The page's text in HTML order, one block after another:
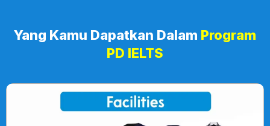
Yang Kamu Dapatkan Dalam Program
PD IELTS